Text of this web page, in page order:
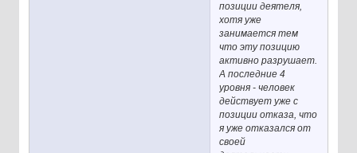
позиции деятеля,
хотя уже
занимается тем
что эту позицию
активно разрушает.
А последние 4
уровня - человек
действует уже с
позиции отказа, что
я уже отказался от
своей